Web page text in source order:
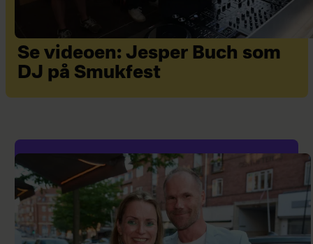
Se videoen: Jesper Buch som
DJ på Smukfest